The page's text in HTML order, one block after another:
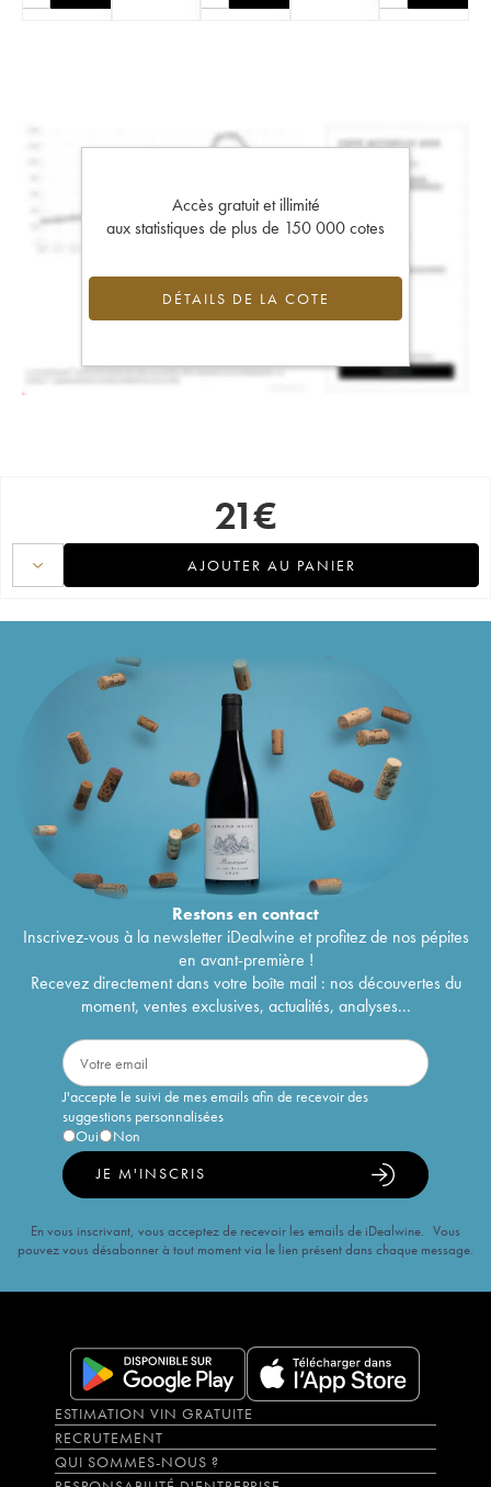
Accès gratuit et illimité
aux statistiques de plus de 150 000 cotes
DÉTAILS DE LA COTE
21€
AJOUTER AU PANIER
Restons encontact
Inscrivez-vous à la newsletter iDealwine et profitez de nos pépites
en avant-première !
Recevez directement dans votre boîte mail : nos découvertes du
moment, ventes exclusives, actualités, analyses...
J'accepte le suivi de mes emails afin de recevoir des
suggestions personnalisées
Oui
Non
JE M'INSCRIS
En vous inscrivant, vous acceptez de recevoir les emails de iDealwine. Vous
pouvez vous désabonner à tout moment via le lien présent dans chaque message.
ESTIMATION VIN GRATUITE
RECRUTEMENT
QUI SOMMES-NOUS ?